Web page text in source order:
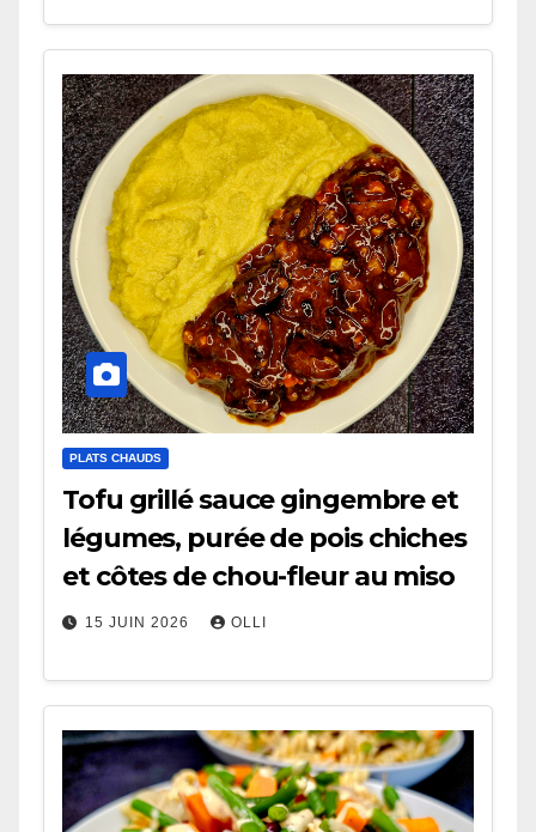
PLATS CHAUDS
Tofu grillé sauce gingembre et
légumes, purée de pois chiches
et côtes de chou-fleur au miso
15 JUIN 2026 OLLI